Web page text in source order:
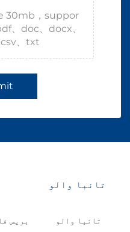
30mb，suppor
、doc、docx、
、txt
تانبا والو
تانبا والو بریس